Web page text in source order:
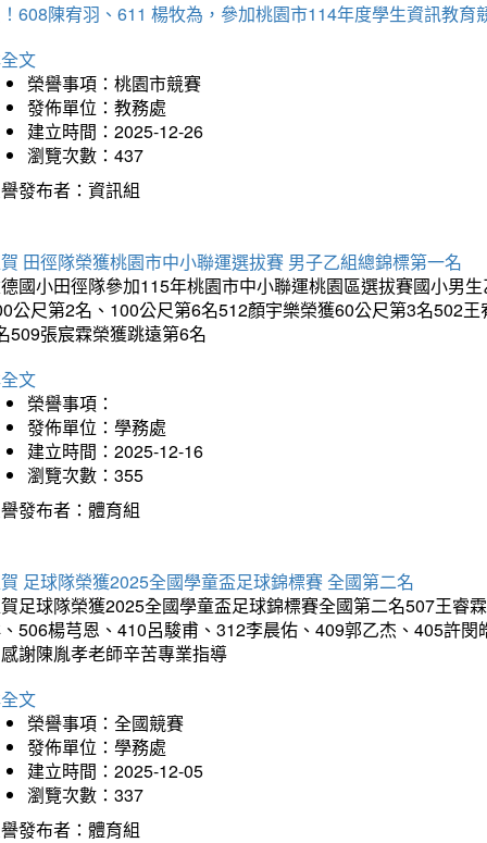
608陳宥羽、611 楊牧為，參加桃園市114年度學生資訊教育
文
榮譽事項：桃園市競賽
發佈單位：教務處
建立時間：2025-12-26
瀏覽次數：437
發布者：資訊組
田徑隊榮獲桃園市中小聯運選拔賽 男子乙組總錦標第一名
國小田徑隊參加115年桃園市中小聯運桃園區選拔賽國小男
公尺第2名、100公尺第6名512顏宇樂榮獲60公尺第3名502
509張宸霖榮獲跳遠第6名
文
榮譽事項：
發佈單位：學務處
建立時間：2025-12-16
瀏覽次數：355
發布者：體育組
足球隊榮獲2025全國學童盃足球錦標賽 全國第二名
足球隊榮獲2025全國學童盃足球錦標賽全國第二名507王睿
506楊芎恩、410呂駿甫、312李晨佑、409郭乙杰、405許
謝陳胤孝老師辛苦專業指導
文
榮譽事項：全國競賽
發佈單位：學務處
建立時間：2025-12-05
瀏覽次數：337
發布者：體育組